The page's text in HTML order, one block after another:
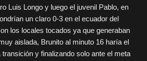
Luis Longo y luego el juvenil Pablo, en
un claro 0-3 en el ecuador del
los locales tocados ya que generaban
aislada, Brunito al minuto 16 haría el
transición y finalizando solo ante el meta